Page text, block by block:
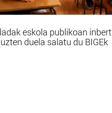
eskola publikoan
duela salatu du BIGEk